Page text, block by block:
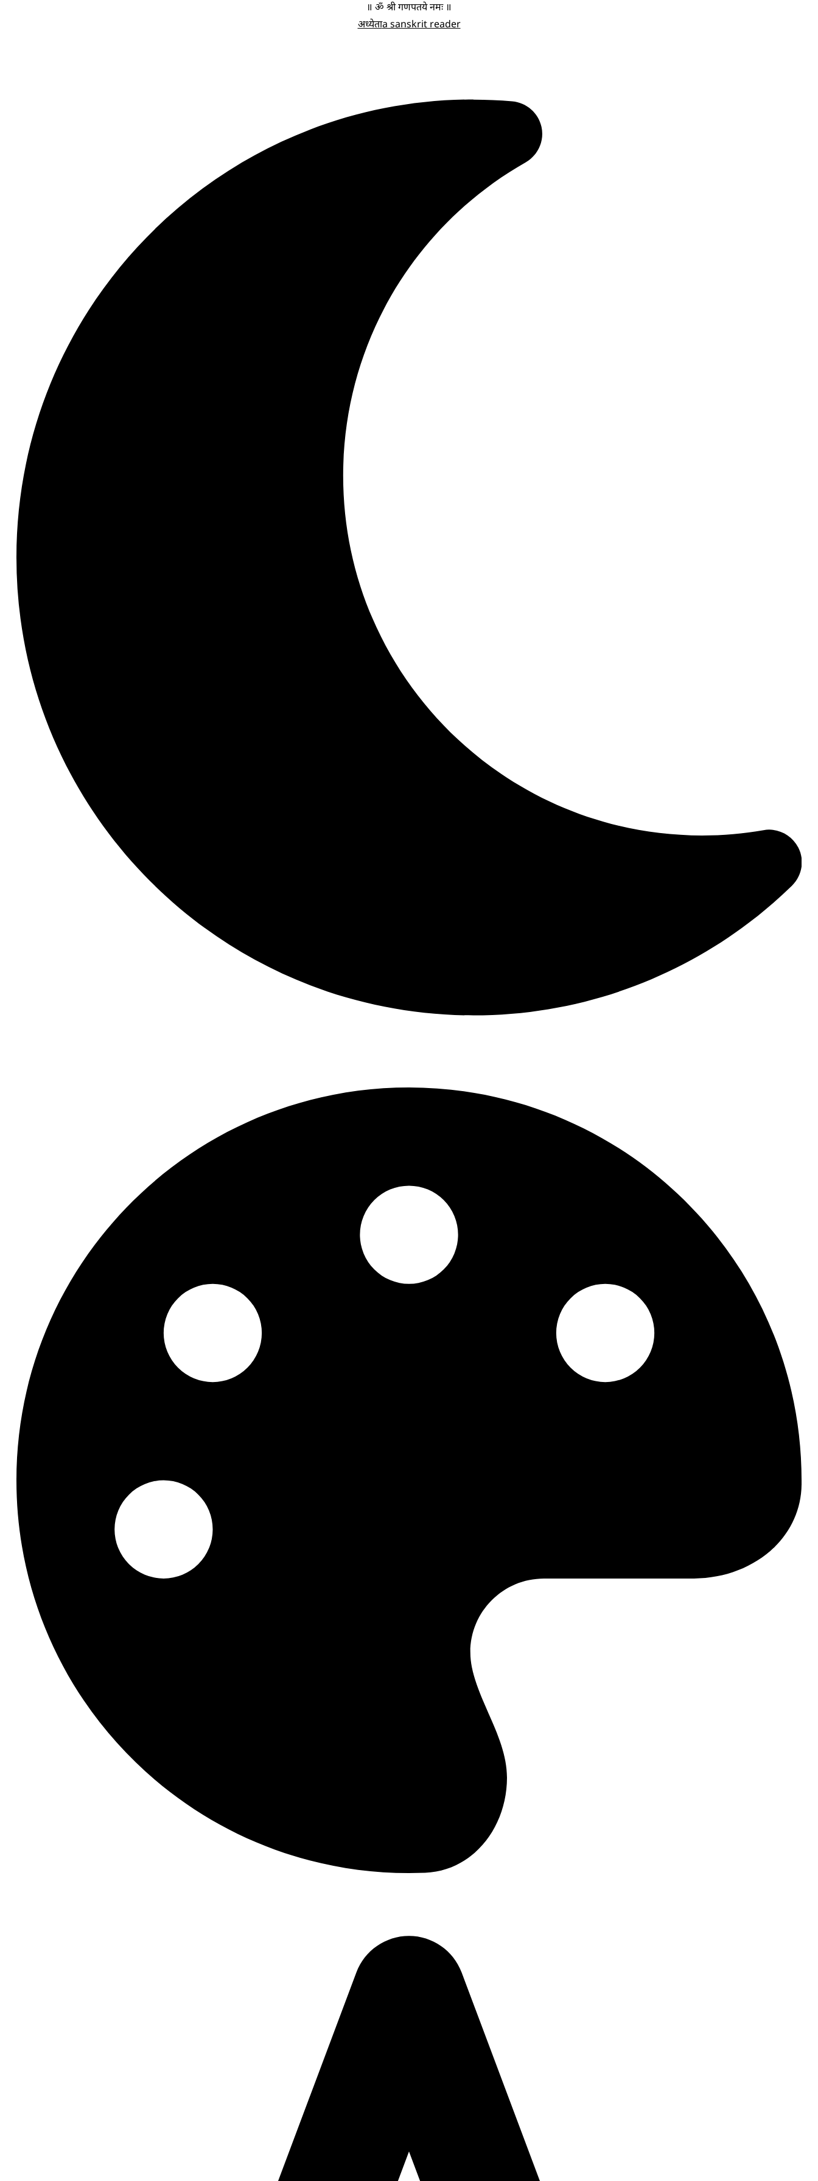
॥ ॐ श्री गणपतये नमः ॥
अध्येताa sanskrit reader